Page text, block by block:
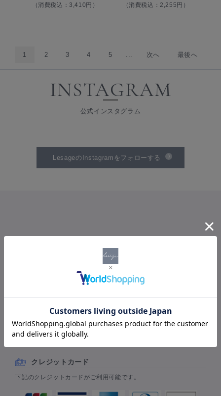
（消費税込：3,410円）
（消費税込：2,255円）
1 2 3 4 5 次へ 最後へ
INSTAGRAM
公式インスタグラム
LesageのInstagramをフォローする
SHOPPING GUIDE
ショッピングガイド
お支払い方法について
お支払い方法は、クレジットカード・AmazonPay・楽天ペイ・代
クレジットカード
下記のクレジットカードがご利用可能です。